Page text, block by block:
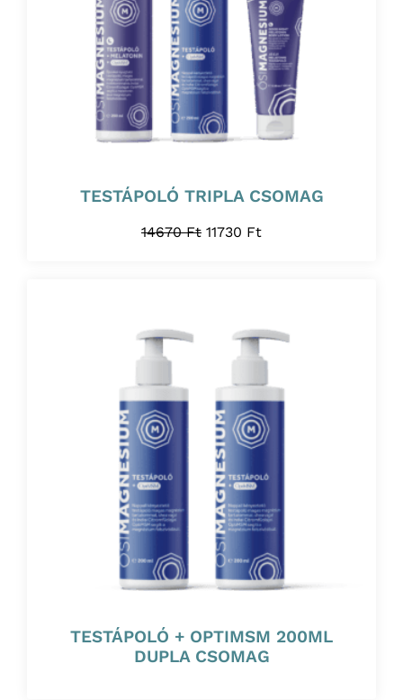
TESTÁPOLÓ TRIPLA CSOMAG
14670Ft 11730 Ft
TESTÁPOLÓ + OPTIMSM 200ML
DUPLA CSOMAG